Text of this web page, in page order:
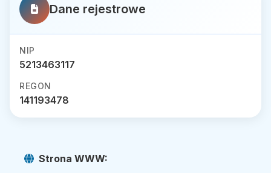
Dane rejestrowe
NIP
5213463117
REGON
141193478
Strona WWW: